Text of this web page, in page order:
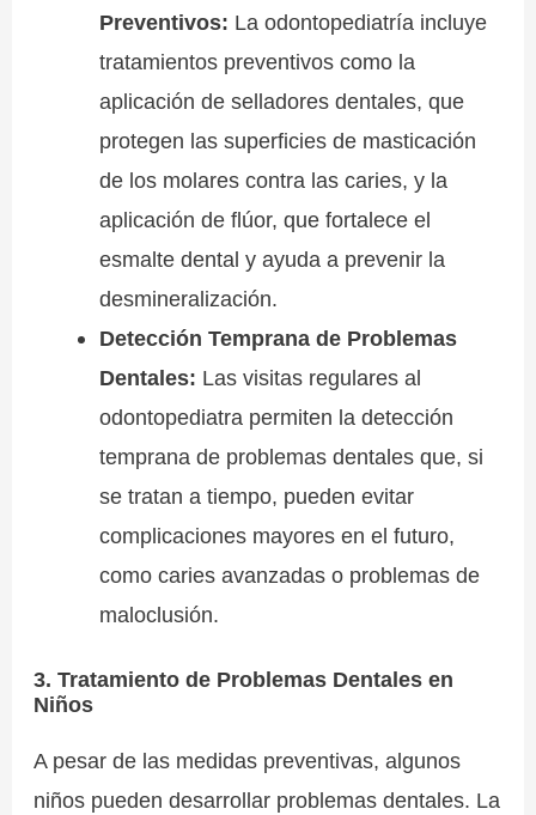
Preventivos: La odontopediatría incluye
tratamientos preventivos como la
aplicación de selladores dentales, que
protegen las superficies de masticación
de los molares contra las caries, y la
aplicación de flúor, que fortalece el
esmalte dental y ayuda a prevenir la
desmineralización.
Detección Temprana de Problemas
Dentales: Las visitas regulares al
odontopediatra permiten la detección
temprana de problemas dentales que, si
se tratan a tiempo, pueden evitar
complicaciones mayores en el futuro,
como caries avanzadas o problemas de
maloclusión.
3. Tratamiento de Problemas Dentales en
Niños
A pesar de las medidas preventivas, algunos
niños pueden desarrollar problemas dentales. La